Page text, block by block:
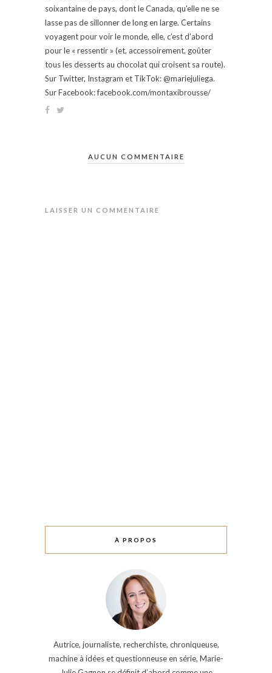
soixantaine de pays, dont le Canada, qu'elle ne se
lasse pas de sillonner de long en large. Certains
voyagent pour voir le monde, elle, c’est d’abord
pour le « ressentir » (et, accessoirement, goûter
tous les desserts au chocolat qui croisent sa route).
Sur Twitter, Instagram et TikTok: @mariejuliega.
Sur Facebook: facebook.com/montaxibrousse/
AUCUN COMMENTAIRE
LAISSER UN COMMENTAIRE
À PROPOS
Autrice, journaliste, recherchiste, chroniqueuse,
machine à idées et questionneuse en série, Marie-